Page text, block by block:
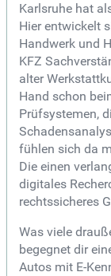
Karlsruhe hat
Hier entwickelt
Handwerk und
KFZ
alter
Hand schon
Prüfsystemen,
fühlen sich da
Die einen
digitales
rechtssicheres
Was viele
begegnet dir
Autos mit E-